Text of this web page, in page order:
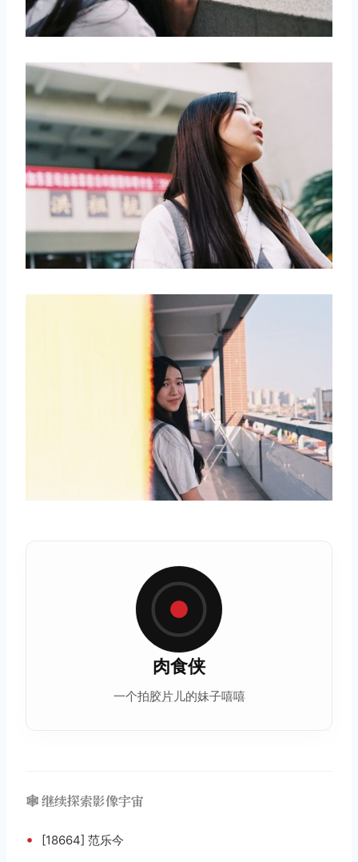
肉食侠
一个拍胶片儿的妹子嘻嘻
🕸️ 继续探索影像宇宙
• [18664] 范乐今
搜索